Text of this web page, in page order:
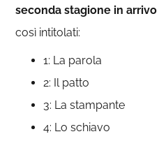
seconda stagione in arrivo
così intitolati:
1: La parola
2: Il patto
3: La stampante
4: Lo schiavo